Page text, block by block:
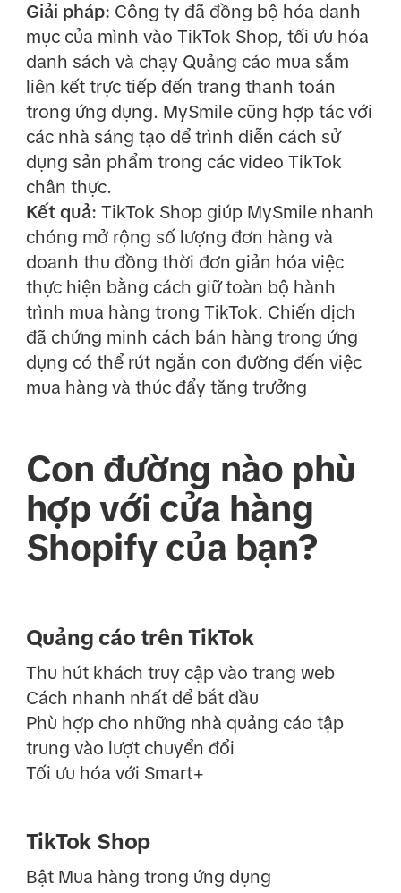
Giải pháp: Công ty đã đồng bộ hóa danh
mục của mình vào TikTok Shop, tối ưu hóa
danh sách và chạy Quảng cáo mua sắm
liên kết trực tiếp đến trang thanh toán
trong ứng dụng. MySmile cũng hợp tác với
các nhà sáng tạo để trình diễn cách sử
dụng sản phẩm trong các video TikTok
chân thực.
Kết quả: TikTok Shop giúp MySmile nhanh
chóng mở rộng số lượng đơn hàng và
doanh thu đồng thời đơn giản hóa việc
thực hiện bằng cách giữ toàn bộ hành
trình mua hàng trong TikTok. Chiến dịch
đã chứng minh cách bán hàng trong ứng
dụng có thể rút ngắn con đường đến việc
mua hàng và thúc đẩy tăng trưởng
Con đường nào phù
hợp với cửa hàng
Shopify của bạn?
Quảng cáo trên TikTok
Thu hút khách truy cập vào trang web
Cách nhanh nhất để bắt đầu
Phù hợp cho những nhà quảng cáo tập
trung vào lượt chuyển đổi
Tối ưu hóa với Smart+
TikTok Shop
Bật Mua hàng trong ứng dụng